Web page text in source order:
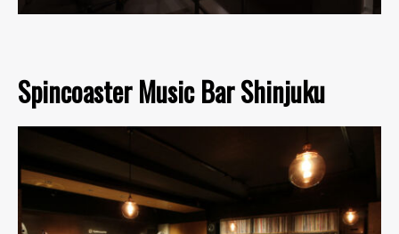
Spincoaster Music Bar Shinjuku